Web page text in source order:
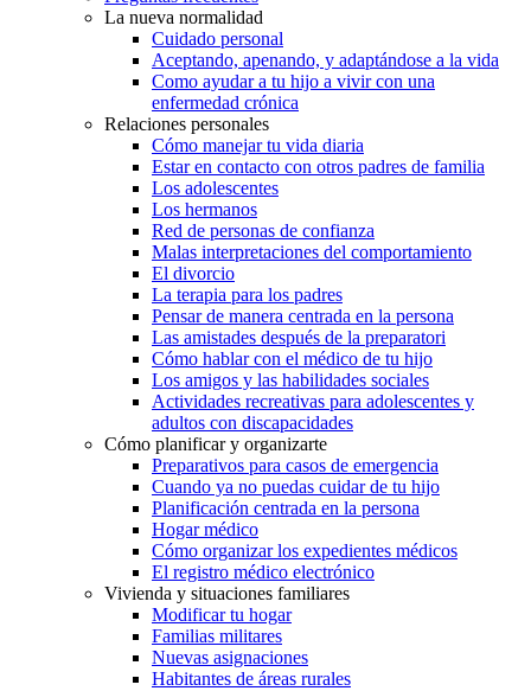
La nueva normalidad
Cuidado personal
Aceptando, apenando, y adaptándose a la vida
Como ayudar a tu hijo a vivir con una
enfermedad crónica
Relaciones personales
Cómo manejar tu vida diaria
Estar en contacto con otros padres de familia
Los adolescentes
Los hermanos
Red de personas de confianza
Malas interpretaciones del comportamiento
El divorcio
La terapia para los padres
Pensar de manera centrada en la persona
Las amistades después de la preparatori
Cómo hablar con el médico de tu hijo
Los amigos y las habilidades sociales
Actividades recreativas para adolescentes y
adultos con discapacidades
Cómo planificar y organizarte
Preparativos para casos de emergencia
Cuando ya no puedas cuidar de tu hijo
Planificación centrada en la persona
Hogar médico
Cómo organizar los expedientes médicos
El registro médico electrónico
Vivienda y situaciones familiares
Modificar tu hogar
Familias militares
Nuevas asignaciones
Habitantes de áreas rurales